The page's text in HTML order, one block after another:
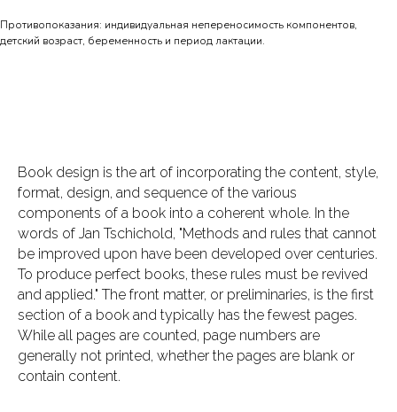
Противопоказания: индивидуальная непереносимость компонентов,
детский возраст, беременность и период лактации.
Book design is the art of incorporating the content, style,
format, design, and sequence of the various
components of a book into a coherent whole. In the
words of Jan Tschichold, "Methods and rules that cannot
be improved upon have been developed over centuries.
To produce perfect books, these rules must be revived
and applied." The front matter, or preliminaries, is the first
section of a book and typically has the fewest pages.
While all pages are counted, page numbers are
generally not printed, whether the pages are blank or
contain content.